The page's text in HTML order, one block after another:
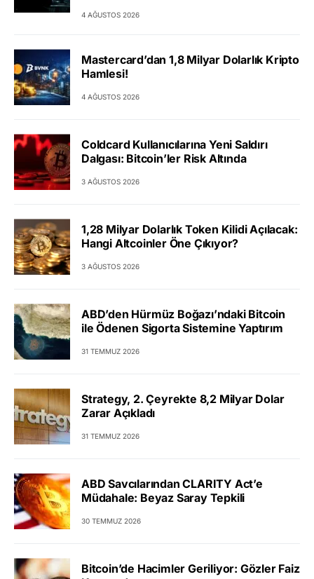
4 AĞUSTOS 2026
Mastercard’dan 1,8 Milyar Dolarlık Kripto
Hamlesi!
4 AĞUSTOS 2026
Coldcard Kullanıcılarına Yeni Saldırı
Dalgası: Bitcoin’ler Risk Altında
3 AĞUSTOS 2026
1,28 Milyar Dolarlık Token Kilidi Açılacak:
Hangi Altcoinler Öne Çıkıyor?
3 AĞUSTOS 2026
ABD’den Hürmüz Boğazı’ndaki Bitcoin
ile Ödenen Sigorta Sistemine Yaptırım
31 TEMMUZ 2026
Strategy, 2. Çeyrekte 8,2 Milyar Dolar
Zarar Açıkladı
31 TEMMUZ 2026
ABD Savcılarından CLARITY Act’e
Müdahale: Beyaz Saray Tepkili
30 TEMMUZ 2026
Bitcoin’de Hacimler Geriliyor: Gözler Faiz